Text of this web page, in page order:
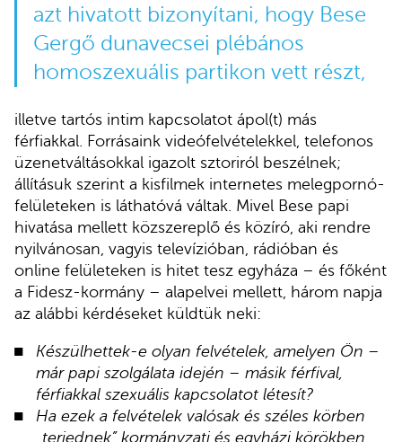
azt hivatott bizonyítani, hogy Bese
Gergő dunavecsei plébános
homoszexuális partikon vett részt,
illetve tartós intim kapcsolatot ápol(t) más
férfiakkal. Forrásaink videófelvételekkel, telefonos
üzenetváltásokkal igazolt sztoriról beszélnek;
állításuk szerint a kisfilmek internetes melegpornó-
felületeken is láthatóvá váltak. Mivel Bese papi
hivatása mellett közszereplő és közíró, aki rendre
nyilvánosan, vagyis televízióban, rádióban és
online felületeken is hitet tesz egyháza – és főként
a Fidesz-kormány – alapelvei mellett, három napja
az alábbi kérdéseket küldtük neki:
Készülhettek-e olyan felvételek, amelyen Ön –
már papi szolgálata idején – másik férfival,
férfiakkal szexuális kapcsolatot létesít?
Ha ezek a felvételek valósak és széles körben
„terjednek” kormányzati és egyházi körökben,